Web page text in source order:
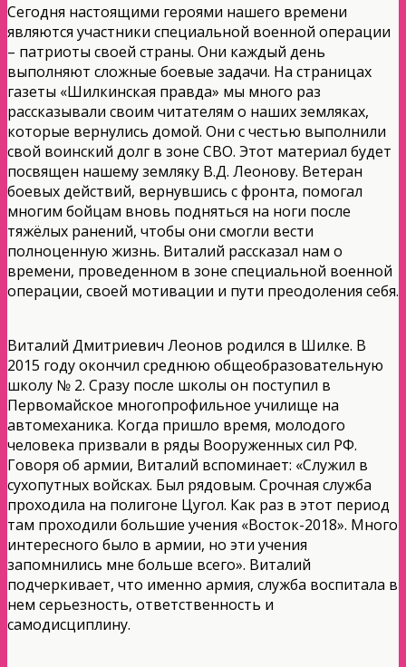
Сегодня настоящими героями нашего времени
являются участники специальной военной операции
– патриоты своей страны. Они каждый день
выполняют сложные боевые задачи. На страницах
газеты «Шилкинская правда» мы много раз
рассказывали своим читателям о наших земляках,
которые вернулись домой. Они с честью выполнили
свой воинский долг в зоне СВО. Этот материал будет
посвящен нашему земляку В.Д. Леонову. Ветеран
боевых действий, вернувшись с фронта, помогал
многим бойцам вновь подняться на ноги после
тяжёлых ранений, чтобы они смогли вести
полноценную жизнь. Виталий рассказал нам о
времени, проведенном в зоне специальной военной
операции, своей мотивации и пути преодоления себя.
Виталий Дмитриевич Леонов родился в Шилке. В
2015 году окончил среднюю общеобразовательную
школу № 2. Сразу после школы он поступил в
Первомайское многопрофильное училище на
автомеханика. Когда пришло время, молодого
человека призвали в ряды Вооруженных сил РФ.
Говоря об армии, Виталий вспоминает: «Служил в
сухопутных войсках. Был рядовым. Срочная служба
проходила на полигоне Цугол. Как раз в этот период
там проходили большие учения «Восток-2018». Много
интересного было в армии, но эти учения
запомнились мне больше всего». Виталий
подчеркивает, что именно армия, служба воспитала в
нем серьезность, ответственность и
самодисциплину.